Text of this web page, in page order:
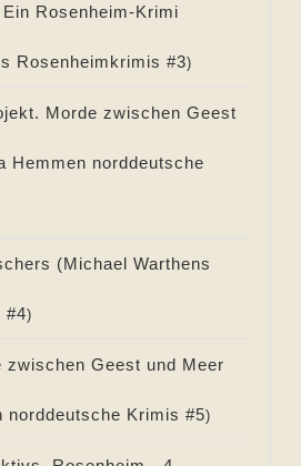
Rosenheim-Krimi
Rosenheimkrimis #3)
Morde zwischen Geest
Hemmen norddeutsche
(Michael Warthens
#4)
zwischen Geest und Meer
norddeutsche Krimis #5)